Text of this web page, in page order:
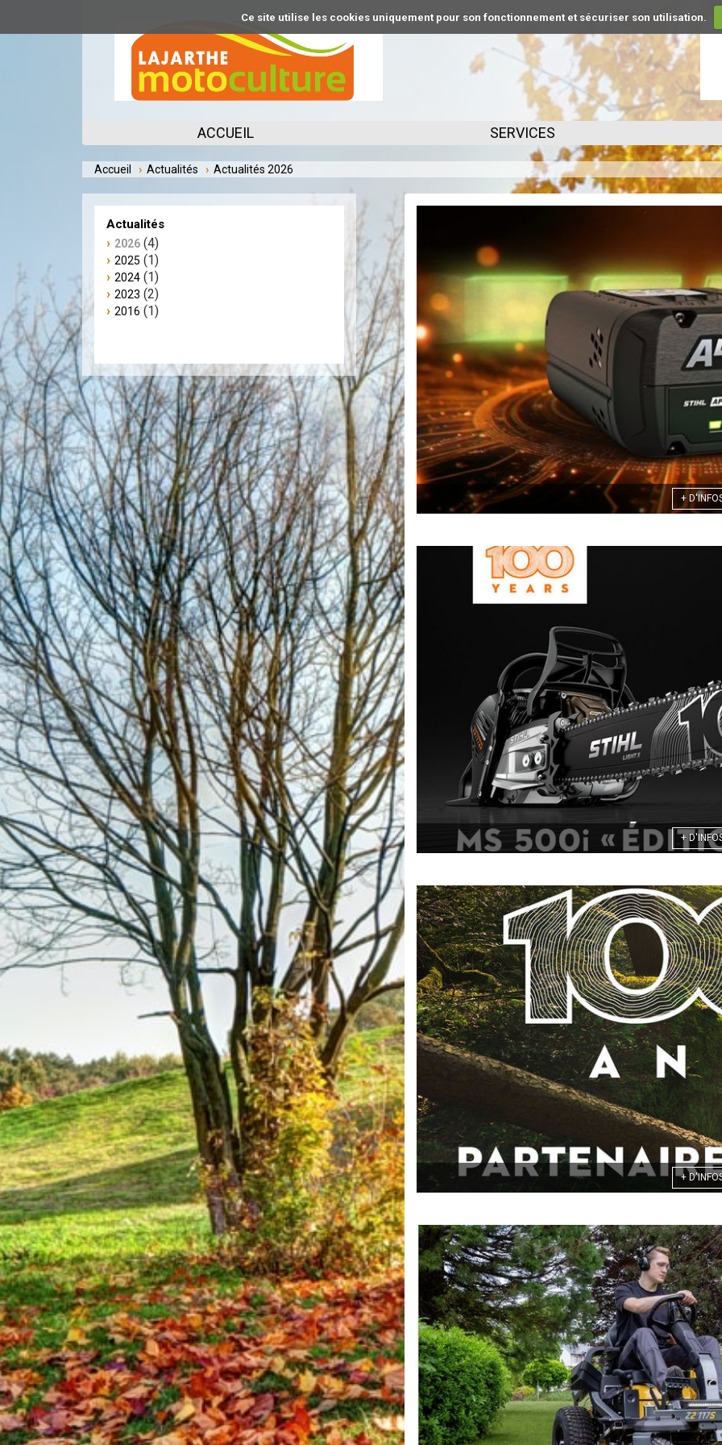
Ce site utilise les cookies uniquement pour son fonctionnement et sécuriser son utilisation.
ACCUEIL SERVICES
Accueil Actualités Actualités 2026
+
+
+
Actualités
2026 (4)
2025 (1)
2024 (1)
2023 (2)
2016 (1)